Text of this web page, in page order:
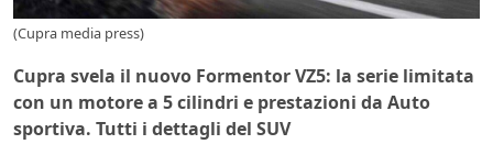
(Cupra media press)
Cupra svela il nuovo Formentor VZ5: la serie limitata
con un motore a 5 cilindri e prestazioni da Auto
sportiva. Tutti i dettagli del SUV